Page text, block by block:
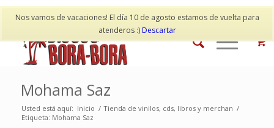
Nos vamos de vacaciones! El día 10 de agosto estamos de vuelta para
atenderos :)Descartar
Mi cuenta Contacto
Mohama Saz
Usted está aquí: Inicio / Tienda de vinilos, cds, libros y merchan /
Etiqueta: Mohama Saz